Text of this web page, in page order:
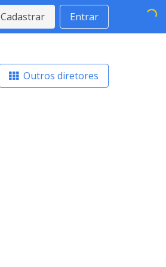
Cadastrar Entrar
Outros diretores